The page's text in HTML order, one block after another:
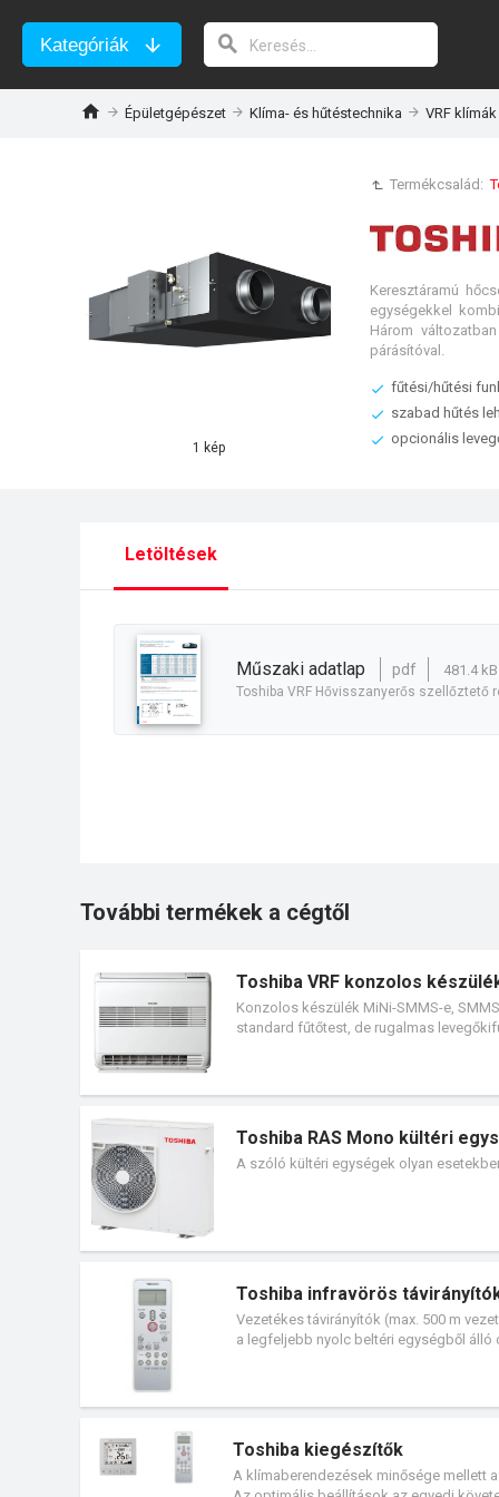
Kategóriák
Épületgépészet Klíma- és hűtéstechnika VRF klímák
Termékcsalád:
1 kép
Keresztáramú
egységekkel
Három
párásítóval.
fűtési/hűtési
szabad hűtés
opcionális
Letöltések
műszaki adatlap pdf 481.4 kB
Toshiba VRF Hővisszanyerős szellőztető
További termékek a cégtől
Toshiba VRF konzolos
Konzolos készülék MiNi-SMMS-e,
standard fűtőtest, de rugalmas
Toshiba RAS Mono kültéri
A szóló kültéri egységek olyan
Toshiba infravörös
Vezetékes távirányítók (max. 500 m
a legfeljebb nyolc beltéri egységből
Toshiba kiegészítők
A klímaberendezések minősége mellett